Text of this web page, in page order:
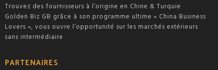
Trouvez des fournisseurs à l’origine en Chine & Turquie
Golden Biz GB grâce à son programme ultime « China Business
Lovers », vous ouvre l’opportunité sur les marchés extérieurs
sans intermédiaire
PARTENAIRES